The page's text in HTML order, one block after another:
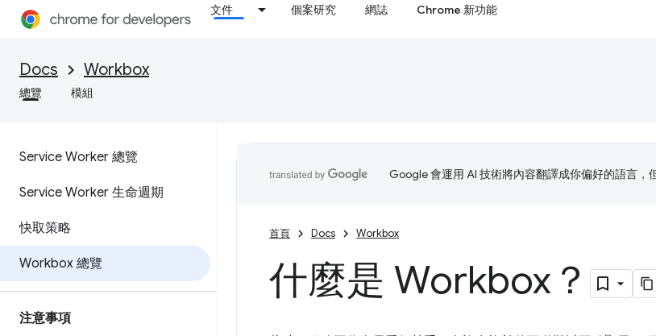
文件 個案研究 網誌 Chrome 新功能
Docs Workbox
總覽 模組
Service Worker 總覽
Service Worker 生命週期
快取策略
Workbox 總覽
注意事項
Google 會運用 AI 技術將內容翻譯成你偏好的語言，
首頁 Docs Workbox
什麼是 Workbox？